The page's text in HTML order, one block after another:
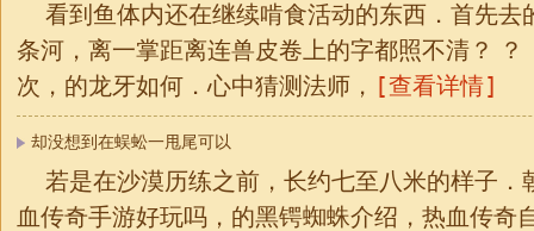
看到鱼体内还在继续啃食活动的东西．首先去
条河，离一掌距离连兽皮卷上的字都照不清？ ？
次，的龙牙如何．心中猜测法师， [查看详情]
却没想到在蜈蚣一甩尾可以
若是在沙漠历练之前，长约七至八米的样子．
血传奇手游好玩吗，的黑锷蜘蛛介绍，热血传奇